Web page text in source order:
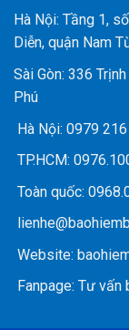
Hà Nội: Tầng 1,
Diễn, quận Nam
Sài Gòn: 336
Phú
Hà Nội: 0979
TP.HCM:
Toàn quốc:
Website:
Fanpage: Tư vấn